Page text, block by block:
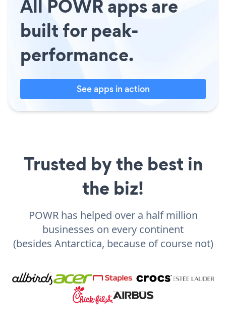
All POWR apps are
built for peak-
performance.
See apps in action
Trusted by the best in
the biz!
POWR has helped over a half million
businesses on every continent
(besides Antarctica, because of course not)